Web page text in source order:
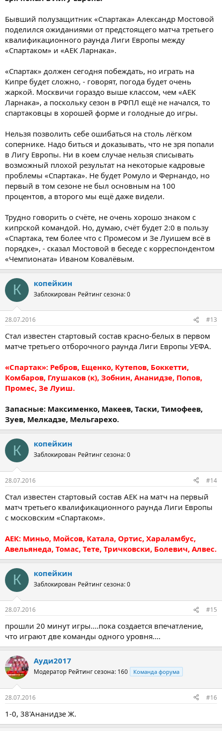
Бывший полузащитник «Спартака» Александр Мостовой
поделился ожиданиями от предстоящего матча третьего
квалификационного раунда Лиги Европы между
«Спартаком» и «АЕК Ларнака».
«Спартак» должен сегодня побеждать, но играть на
Кипре будет сложно, - говорят, погода будет очень
жаркой. Москвичи гораздо выше классом, чем «АЕК
Ларнака», а поскольку сезон в РФПЛ ещё не начался, то
спартаковцы в хорошей форме и голодные до игры.
Нельзя позволить себе ошибаться на столь лёгком
сопернике. Надо биться и доказывать, что не зря попали
в Лигу Европы. Ни в коем случае нельзя списывать
возможный плохой результат на некоторые кадровые
проблемы «Спартака». Не будет Ромуло и Фернандо, но
первый в том сезоне не был основным на 100
процентов, а второго мы ещё даже видели.
Трудно говорить о счёте, не очень хорошо знаком с
кипрской командой. Но, думаю, счёт будет 2:0 в пользу
«Спартака, тем более что с Промесом и Зе Луишем всё в
порядке», - сказал Мостовой в беседе с корреспондентом
«Чемпионата» Иваном Ковалёвым.
К копейкин
Заблокирован Рейтинг сезона: 0
28.07.2016 #13
Стал известен стартовый состав красно-белых в первом
матче третьего отборочного раунда Лиги Европы УЕФА.
«Спартак»: Ребров, Ещенко, Кутепов, Боккетти,
Комбаров, Глушаков (к), Зобнин, Ананидзе, Попов,
Промес, Зе Луиш.
Запасные: Максименко, Макеев, Таски, Тимофеев,
Зуев, Мелкадзе, Мельгарехо.
К копейкин
Заблокирован Рейтинг сезона: 0
28.07.2016 #14
Стал известен стартовый состав АЕК на матч на первый
матч третьего квалификационного раунда Лиги Европы
с московским «Спартаком».
АЕК: Миньо, Мойсов, Катала, Ортис, Хараламбус,
Авельянеда, Томас, Тете, Тричковски, Болевич, Алвес.
К копейкин
Заблокирован Рейтинг сезона: 0
28.07.2016 #15
прошли 20 минут игры....пока создается впечатление,
что играют две команды одного уровня....
Ауди2017
Модератор Рейтинг сезона: 160 Команда форума
28.07.2016 #16
1-0, 38'Ананидзе Ж.